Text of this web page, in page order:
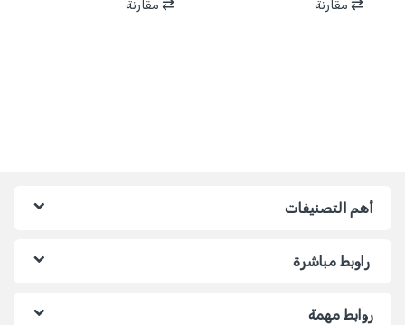
مقارنة مقارنة
أهم التصنيفات
راوبط مباشرة
روابط مهمة